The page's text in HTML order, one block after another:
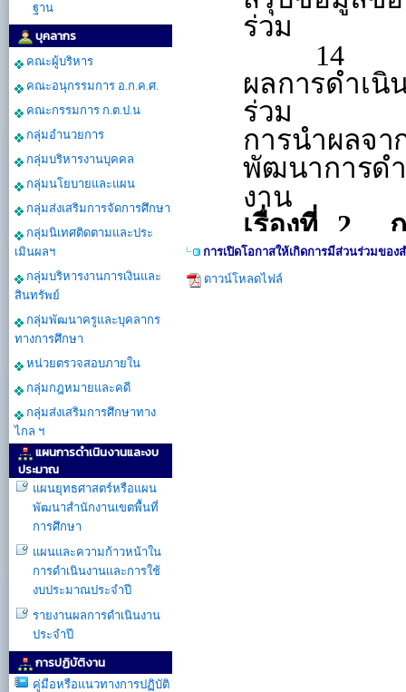
ฐาน
บุคลากร
คณะผู้บริหาร
คณะอนุกรรมการ อ.ก.ค.ศ.
คณะกรรมการ ก.ต.ป.น
กลุ่มอำนวยการ
กลุ่มบริหารงานบุคคล
กลุ่มนโยบายและแผน
กลุ่มส่งเสริมการจัดการศึกษา
กลุ่มนิเทศติดตามและประ
เมินผลฯ
กลุ่มบริหารงานการเงินและ
สินทรัพย์
กลุ่มพัฒนาครูและบุคลากร
ทางการศึกษา
หน่วยตรวจสอบภายใน
กลุ่มกฎหมายและคดี
กลุ่มส่งเสริมการศึกษาทาง
ไกล ฯ
แผนการดำเนินงานและงบ
ประมาณ
แผนยุทธศาสตร์หรือแผน
พัฒนาสำนักงานเขตพื้นที่
การศึกษา
แผนและความก้าวหน้าใน
การดำเนินงานเเละการใช้
งบประมาณประจำปี
รายงานผลการดำเนินงาน
ประจำปี
การปฏิบัติงาน
คู่มือหรือแนวทางการปฏิบัติ
การเปิดโอกาสให้เกิดการมีส่วนร่วมขอ
ดาวน์โหลดไฟล์